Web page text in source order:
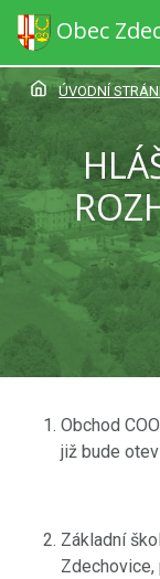
Obec
ÚVODNÍ
Obchod
již bude
Základní
Zdechovice,